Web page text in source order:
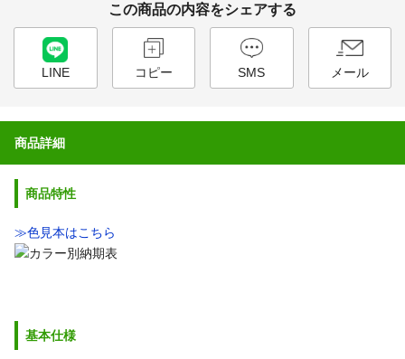
この商品の内容をシェアする
LINE コピー SMS メール
商品詳細
商品特性
≫色見本はこちら
基本仕様